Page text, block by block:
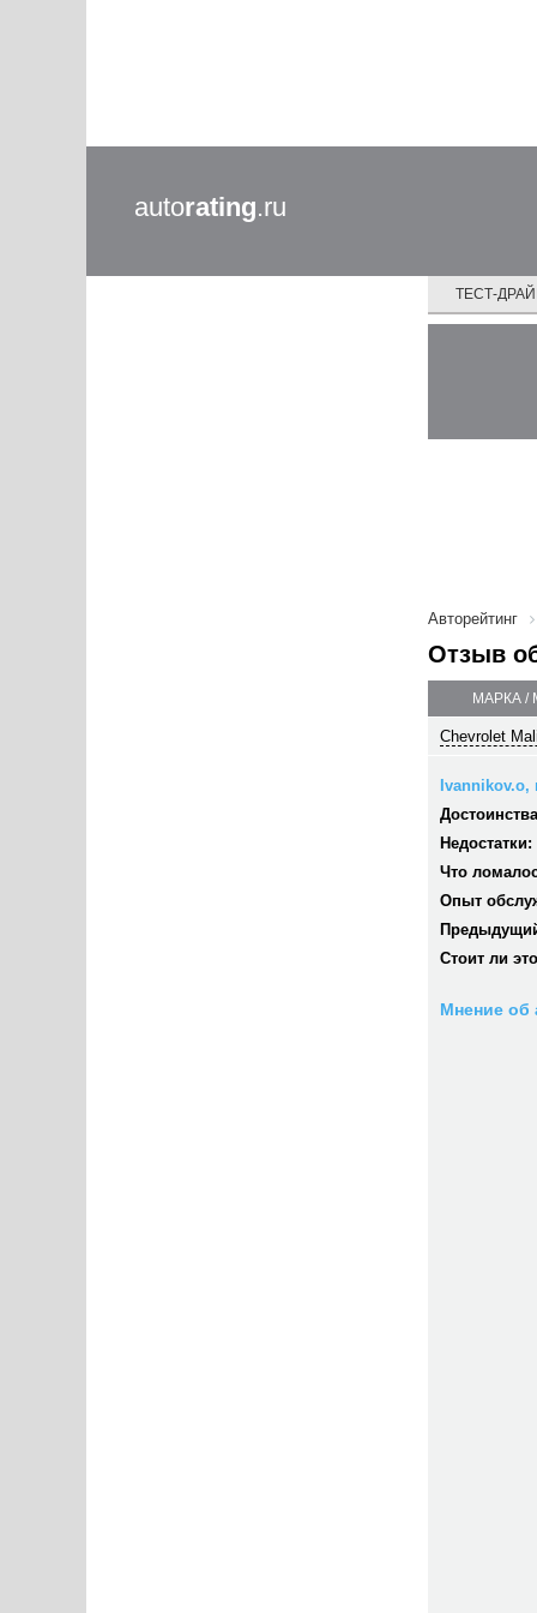
autorating.ru
ТЕСТ-
Авторейтинг
Отзыв
МАРКА /
Chevrolet
Ivannikov.o,
Недостатки:
Что
Опыт
Стоит ли
Мнение об